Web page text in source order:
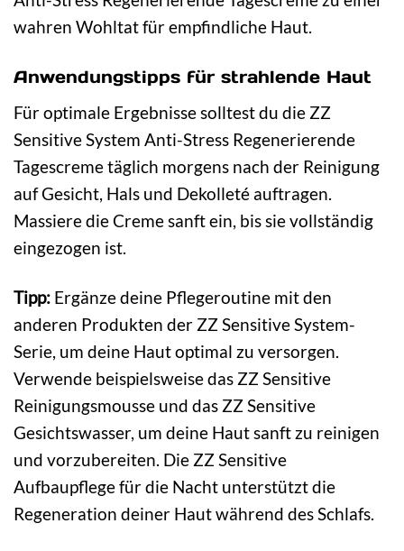
wahren Wohltat für empfindliche Haut.
Anwendungstipps für strahlende Haut
Für optimale Ergebnisse solltest du die ZZ
Sensitive System Anti-Stress Regenerierende
Tagescreme täglich morgens nach der Reinigung
auf Gesicht, Hals und Dekolleté auftragen.
Massiere die Creme sanft ein, bis sie vollständig
eingezogen ist.
Tipp: Ergänze deine Pflegeroutine mit den
anderen Produkten der ZZ Sensitive System-
Serie, um deine Haut optimal zu versorgen.
Verwende beispielsweise das ZZ Sensitive
Reinigungsmousse und das ZZ Sensitive
Gesichtswasser, um deine Haut sanft zu reinigen
und vorzubereiten. Die ZZ Sensitive
Aufbaupflege für die Nacht unterstützt die
Regeneration deiner Haut während des Schlafs.